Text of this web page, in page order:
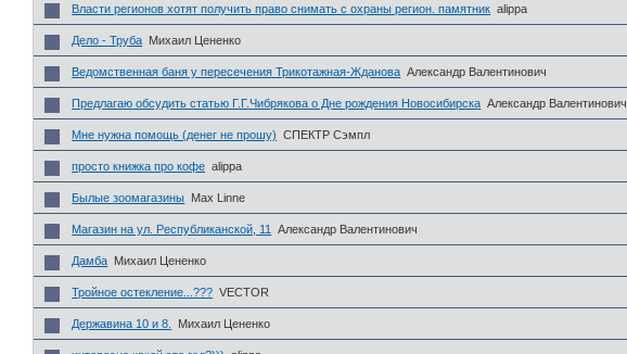
Власти регионов хотят получить право снимать с охраны регион. памятник alippa
Дело - Труба Михаил Цененко
Ведомственная баня у пересечения Трикотажная-Жданова Александр Валентинович
Предлагаю обсудить статью Г.Г.Чибрякова о Дне рождения Новосибирска Александр Валентинович
Мне нужна помощь (денег не прошу) СПЕКТР Сэмпл
просто книжка про кофе alippa
Былые зоомагазины Max Linne
Магазин на ул. Республиканской, 11 Александр Валентинович
Дамба Михаил Цененко
Тройное остекление...??? VECTOR
Державина 10 и 8. Михаил Цененко